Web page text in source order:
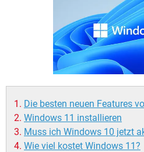
Die besten neuen Features
Windows 11 installieren
Muss ich Windows 10 jetzt
Wie viel kostet Windows 11?